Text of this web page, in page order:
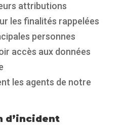
attributions
les finalités rappelées
personnes
accès aux données
les agents de notre
d’incident